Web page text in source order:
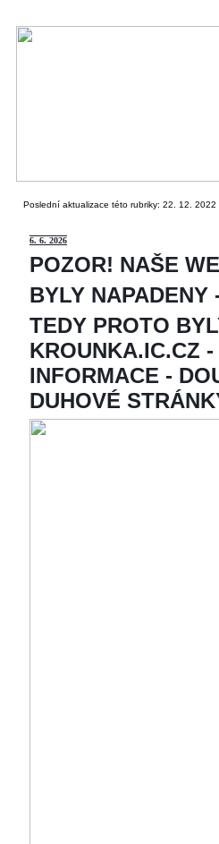
Poslední aktualizace této rubriky: 22. 12. 2022
6. 6. 2026
POZOR! NAŠE
BYLY
TEDY PROTO
KROUNKA.IC.CZ
INFORMACE -
DUHOVÉ